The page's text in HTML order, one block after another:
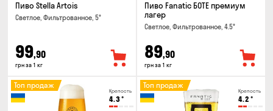
Пиво Stella Artois
Светлое, Фильтрованное, 5°
99,90
грн за 1 кг
Пиво Fanatic БОТЕ премиум
лагер
Светлое, Фильтрованное, 4.5°
89,90
грн за 1 кг
Крепость
4.3°
Топ продаж
Крепость
4.2 °
Топ продаж